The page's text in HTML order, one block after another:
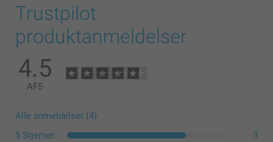
Trustpilot
produktanmeldelser
4.5
AF5
Alle anmeldelser (4)
5 Stjerner
3